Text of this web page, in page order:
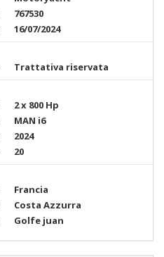
767530
16/07/2024
Trattativa riservata
2 x 800 Hp
MAN i6
2024
20
Francia
Costa Azzurra
Golfe juan